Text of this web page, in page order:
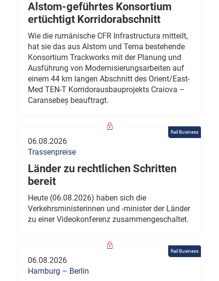
Alstom-geführtes Konsortium
ertüchtigt Korridorabschnitt
Wie die rumänische CFR Infrastructura mitteilt,
hat sie das aus Alstom und Terna bestehende
Konsortium Trackworks mit der Planung und
Ausführung von Modernisierungsarbeiten auf
einem 44 km langen Abschnitt des Orient/East-
Med TEN-T Korridorausbauprojekts Craiova –
Caransebeș beauftragt.
Rail Business
06.08.2026
Trassenpreise
Länder zu rechtlichen Schritten
bereit
Heute (06.08.2026) haben sich die
Verkehrsministerinnen und -minister der Länder
zu einer Videokonferenz zusammengeschaltet.
Rail Business
06.08.2026
Hamburg – Berlin